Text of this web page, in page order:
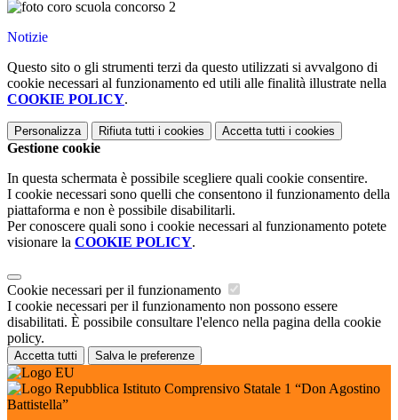
Notizie
Questo sito o gli strumenti terzi da questo utilizzati si avvalgono di
cookie necessari al funzionamento ed utili alle finalità illustrate nella
COOKIE POLICY.
Personalizza Rifiuta tutti i cookies Accetta tutti i cookies
Gestione cookie
In questa schermata è possibile scegliere quali cookie consentire.
I cookie necessari sono quelli che consentono il funzionamento della
piattaforma e non è possibile disabilitarli.
Per conoscere quali sono i cookie necessari al funzionamento potete
visionare la COOKIE POLICY.
Cookie necessari per il funzionamento
I cookie necessari per il funzionamento non possono essere
disabilitati. È possibile consultare l'elenco nella pagina della cookie
policy.
Accetta tutti Salva le preferenze
Istituto Comprensivo Statale 1 “Don Agostino
Battistella”